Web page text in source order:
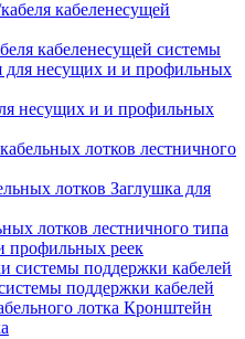
кабеленесущей системы
несущих и и профильных
лотков лестничного
Заглушка для
лотков лестничного типа
профильных реек
поддержки кабелей
Кронштейн